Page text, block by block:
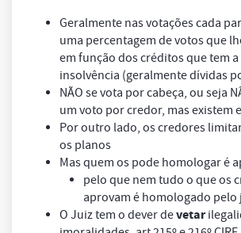
Geralmente nas votações cada
uma percentagem de votos que
em função dos créditos que tem
insolvência (geralmente dívidas
NÃO se vota por cabeça, ou seja
um voto por credor, mas existem
Por outro lado, os credores
os planos
Mas quem os pode homologar é
pelo que nem tudo o que os
aprovam é homologado pelo
O Juiz tem o dever devetar